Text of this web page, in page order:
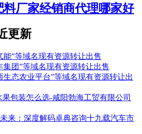
料厂家经销商代理哪家好
更新
能”等域名现有资源转让出售
集团”等域名现有资源转让出售
生态农业平台”等域名现有资源转让出
包装怎么选-咸阳勃海工贸有限公司
来：深度解码卓典咨询十九载汽车市